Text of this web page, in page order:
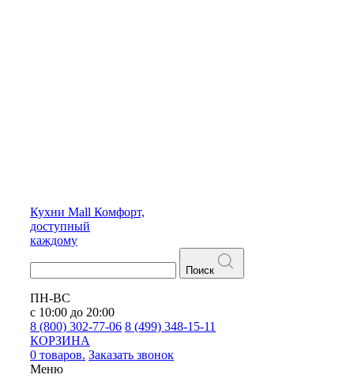
Кухни Mall Комфорт,
доступный
каждому
Поиск
ПН-ВС
с 10:00 до 20:00
8 (800) 302-77-06 8 (499) 348-15-11
КОРЗИНА
0 товаров. Заказать звонок
Меню